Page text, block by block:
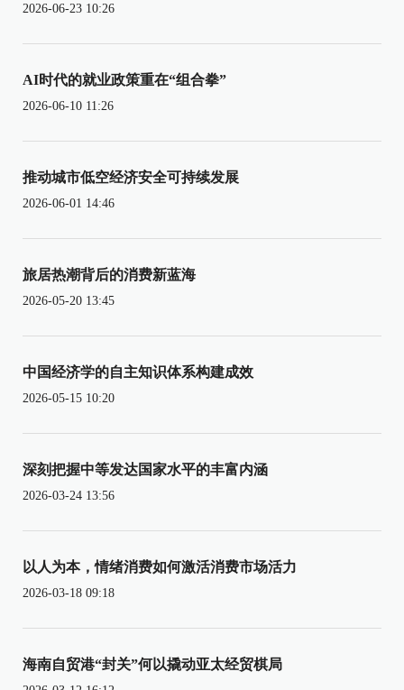
2026-06-23 10:26
AI时代的就业政策重在“组合拳”
2026-06-10 11:26
推动城市低空经济安全可持续发展
2026-06-01 14:46
旅居热潮背后的消费新蓝海
2026-05-20 13:45
中国经济学的自主知识体系构建成效
2026-05-15 10:20
深刻把握中等发达国家水平的丰富内涵
2026-03-24 13:56
以人为本，情绪消费如何激活消费市场活力
2026-03-18 09:18
海南自贸港“封关”何以撬动亚太经贸棋局